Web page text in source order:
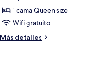
doble
estándar,
balcón,
vista
1 cama Queen size
Wifi gratuito
Más detalles
Más